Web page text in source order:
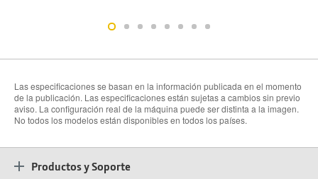
Las especificaciones se basan en la información publicada en el momento
de la publicación. Las especificaciones están sujetas a cambios sin previo
aviso. La configuración real de la máquina puede ser distinta a la imagen.
No todos los modelos están disponibles en todos los países.
Productos y Soporte